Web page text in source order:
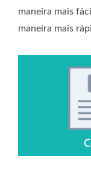
maneira mais
maneira mais